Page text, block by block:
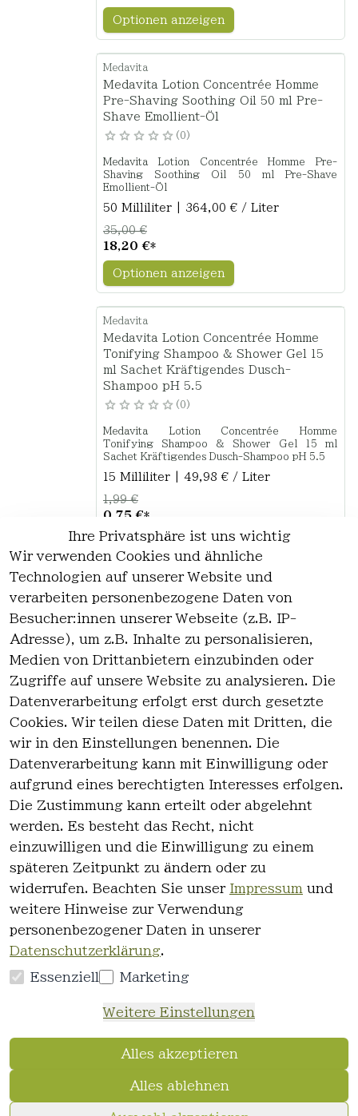
Optionen anzeigen
Medavita
Medavita Lotion Concentrée Homme
Pre-Shaving Soothing Oil 50 ml Pre-
Shave Emollient-Öl
0
Medavita Lotion Concentrée Homme Pre-
Shaving Soothing Oil 50 ml Pre-Shave
Emollient-Öl
50 Milliliter | 364,00 € / Liter
18,20 €*
35,00 €
Optionen anzeigen
Medavita
Medavita Lotion Concentrée Homme
Tonifying Shampoo & Shower Gel 15
ml Sachet Kräftigendes Dusch-
Shampoo pH 5.5
0
Medavita Lotion Concentrée Homme
Tonifying Shampoo & Shower Gel 15 ml
Sachet Kräftigendes Dusch-Shampoo pH 5.5
15 Milliliter | 49,98 € / Liter
0,75 €*
1,99 €
Optionen anzeigen
*inkl. ges. MwStzzgl.Versandkosten
1
Ihre Privatsphäre ist uns wichtig
Wir verwenden Cookies und ähnliche
Technologien auf unserer Website und
verarbeiten personenbezogene Daten von
Besucher:innen unserer Webseite (z.B. IP-
Adresse), um z.B. Inhalte zu personalisieren,
Medien von Drittanbietern einzubinden oder
Zugriffe auf unsere Website zu analysieren. Die
Datenverarbeitung erfolgt erst durch gesetzte
Cookies. Wir teilen diese Daten mit Dritten, die
wir in den Einstellungen benennen. Die
Datenverarbeitung kann mit Einwilligung oder
aufgrund eines berechtigten Interesses erfolgen.
Die Zustimmung kann erteilt oder abgelehnt
werden. Es besteht das Recht, nicht
einzuwilligen und die Einwilligung zu einem
späteren Zeitpunkt zu ändern oder zu
widerrufen. Beachten Sie unser Impressum und
weitere Hinweise zur Verwendung
personenbezogener Daten in unserer
Datenschutzerklärung.
Essenziell Marketing
Weitere Einstellungen
Alles akzeptieren
Alles ablehnen
es
AGB
Datenschutz
Widerrufsre
cht
Kontakt
Kontakt
Registrieren
widerrufen